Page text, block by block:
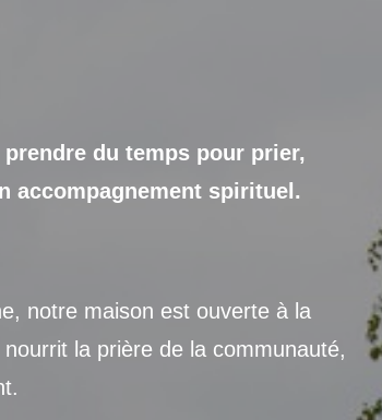
du temps pour prier,
accompagnement spirituel.
notre maison est ouverte à la
la prière de la communauté,